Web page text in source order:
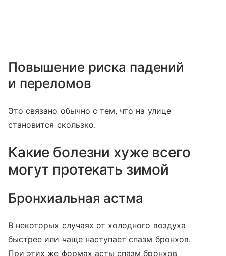
Повышение риска падений
и переломов
Это связано обычно с тем, что на улице
становится скользко.
Какие болезни хуже всего
могут протекать зимой
Бронхиальная астма
В некоторых случаях от холодного воздуха
быстрее или чаще наступает спазм бронхов.
При этих же формах асты спазм бронхов